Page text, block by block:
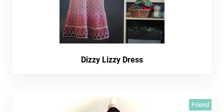
Dizzy Lizzy Dress
Friend